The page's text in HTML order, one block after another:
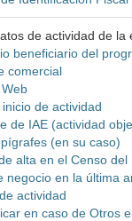
de actividad de la
beneficiario del
comercial
de actividad
de IAE (actividad
(en su caso)
alta en el Censo
negocio en la última
actividad
en caso de Otros